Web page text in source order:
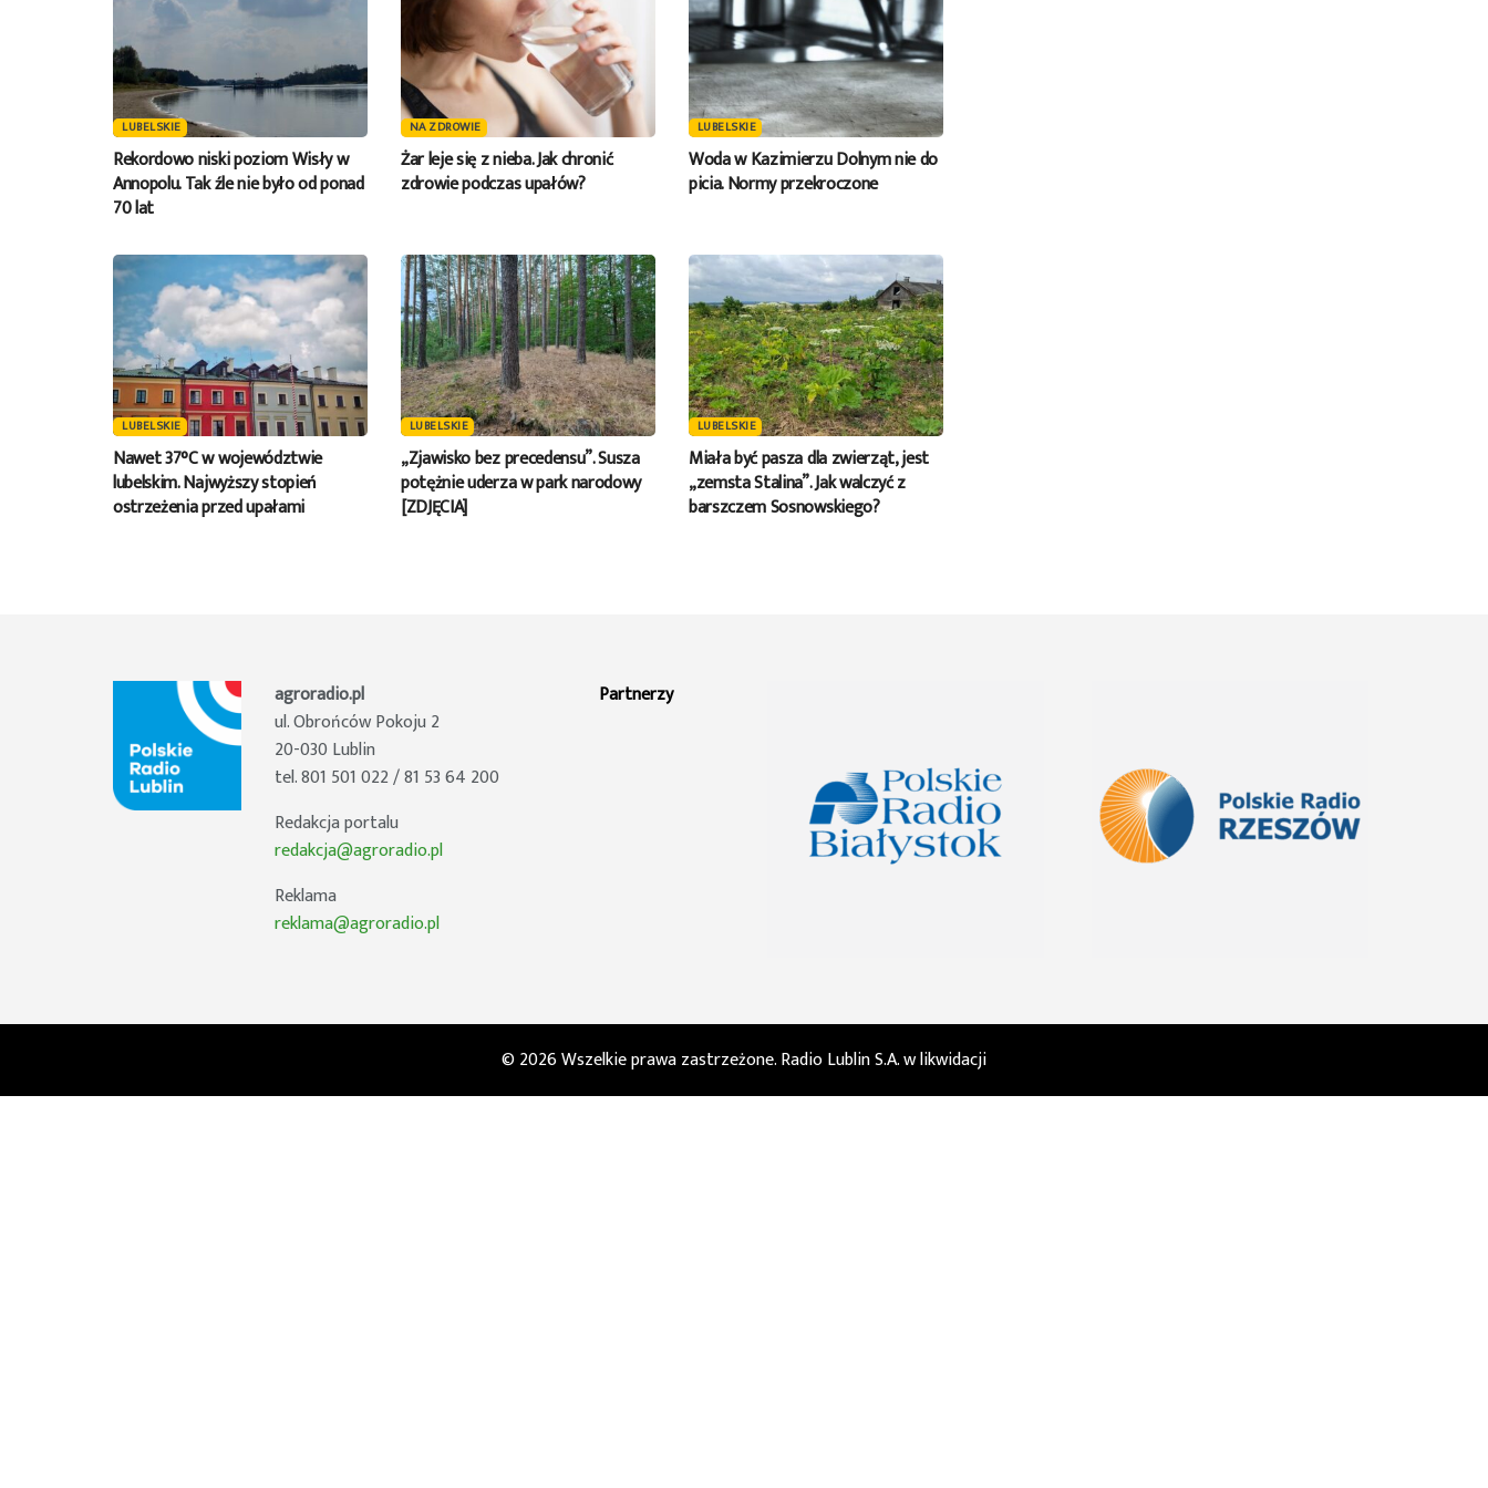
LUBELSKIE
Rekordowo niski poziom Wisły w
Annopolu. Tak źle nie było od ponad
70 lat
NA ZDROWIE
Żar leje się z nieba. Jak chronić
zdrowie podczas upałów?
LUBELSKIE
Woda w Kazimierzu Dolnym nie do
picia. Normy przekroczone
LUBELSKIE
Nawet 37°C w województwie
lubelskim. Najwyższy stopień
ostrzeżenia przed upałami
LUBELSKIE
„Zjawisko bez precedensu”. Susza
potężnie uderza w park narodowy
[ZDJĘCIA]
LUBELSKIE
Miała być pasza dla zwierząt, jest
„zemsta Stalina”. Jak walczyć z
barszczem Sosnowskiego?
agroradio.pl
ul. Obrońców Pokoju 2
20-030 Lublin
tel. 801 501 022 / 81 53 64 200
Redakcja portalu
redakcja@agroradio.pl
Reklama
reklama@agroradio.pl
Partnerzy
© 2026 Wszelkie prawa zastrzeżone. Radio Lublin S.A. w likwidacji